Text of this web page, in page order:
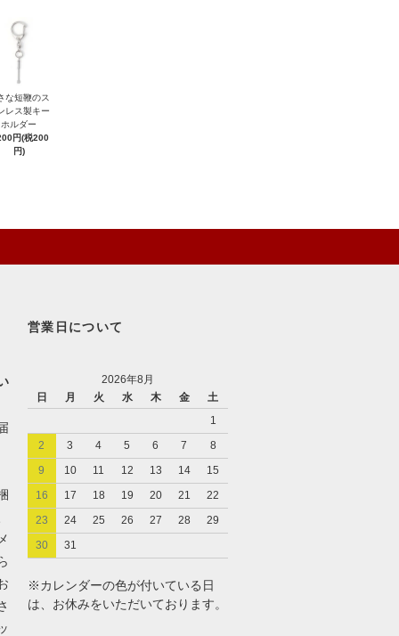
な短鞭のス
レス製キー
ホルダー
円(税200
円)
営業日について
2026年8月
日
月 火 水 木 金
土
1
2
3 4 5 6 7
8
9
10 11 12 13 14
15
16
17 18 19 20 21
22
23
24 25 26 27 28
29
30
31
※カレンダーの色が付いている日
は、お休みをいただいております。